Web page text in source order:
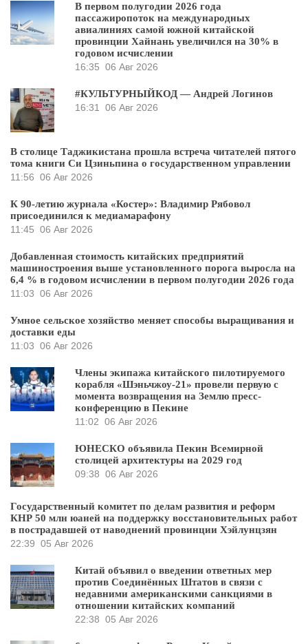
В первом полугодии 2026 года
пассажиропоток на международных
авиалиниях самой южной китайской
провинции Хайнань увеличился на 30% в
годовом исчислении
16:35 06 Авг 2026
#КУЛЬТУРНЫЙКОД — Андрей Логинов
16:31
06 Авг 2026
В столице Таджикистана прошла встреча читателей пятого
тома книги Си Цзиньпина о государственном управлении
11:56 06 Авг 2026
К 90-летию журнала «Костер»: Владимир Рябовол
присоединился к медиамарафону
11:45 06 Авг 2026
Добавленная стоимость китайских предприятий
машиностроения выше установленного порога выросла на
6,4 % в годовом исчислении в первом полугодии 2026 года
11:03 06 Авг 2026
Умное сельское хозяйство меняет способы выращивания и
доставки еды
11:03 06 Авг 2026
Члены экипажа китайского пилотируемого
корабля «Шэньчжоу-21» провели первую с
момента возвращения на Землю пресс-
конференцию в Пекине
11:02 06 Авг 2026
ЮНЕСКО объявила Пекин Всемирной
столицей архитектуры на 2029 год
09:38 06 Авг 2026
Государственный комитет по делам развития и реформ
КНР 50 млн юаней на поддержку восстановительных работ
в пострадавшей от наводнений провинции Хэйлунцзян
22:39 05 Авг 2026
Китай объявил о введении ответных мер
против Соединённых Штатов в связи с
недавними американскими санкциями в
отношении китайских компаний
22:38 05 Авг 2026